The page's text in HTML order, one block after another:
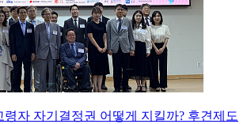
령자 자기결정권 어떻게 지킬까? 후견제도